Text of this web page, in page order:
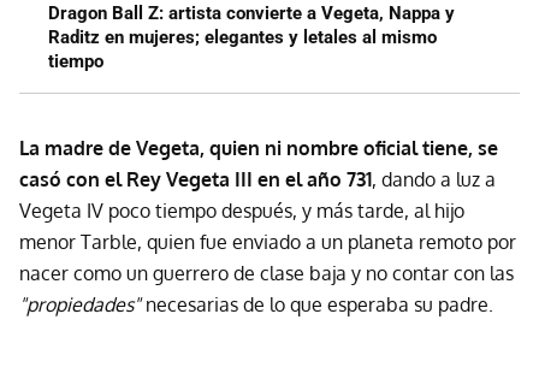
Dragon Ball Z: artista convierte a Vegeta, Nappa y
Raditz en mujeres; elegantes y letales al mismo
tiempo
La madre de Vegeta, quien ni nombre oficial tiene, se
casó con el Rey Vegeta III en el año 731, dando a luz a
Vegeta IV poco tiempo después, y más tarde, al hijo
menor Tarble, quien fue enviado a un planeta remoto por
nacer como un guerrero de clase baja y no contar con las
"propiedades"necesarias de lo que esperaba su padre.